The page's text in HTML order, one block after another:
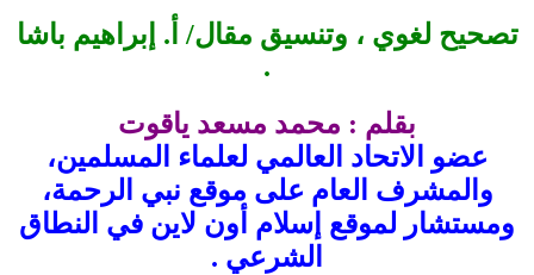
تصحيح لغوي ، وتنسيق مقال/ أ. إبراهيم باشا
.
بقلم : محمد مسعد ياقوت
عضو الاتحاد العالمي لعلماء المسلمين،
والمشرف العام على موقع نبي الرحمة،
ومستشار لموقع إسلام أون لاين في النطاق
الشرعي .